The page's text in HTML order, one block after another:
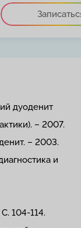
дуоденит
– 2007.
– 2003.
и
104-114.